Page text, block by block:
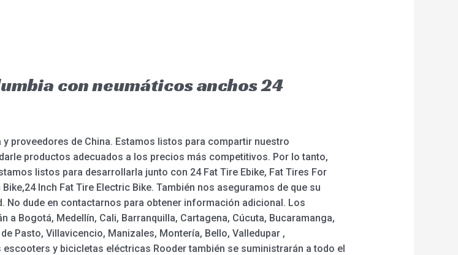
con neumáticos anchos 24
proveedores de China. Estamos listos para compartir nuestro
productos adecuados a los precios más competitivos. Por lo tanto,
listos para desarrollarla junto con 24 Fat Tire Ebike, Fat Tires For
Inch Fat Tire Electric Bike. También nos aseguramos de que su
No dude en contactarnos para obtener información adicional. Los
Bogotá, Medellín, Cali, Barranquilla, Cartagena, Cúcuta, Bucaramanga,
Pasto, Villavicencio, Manizales, Montería, Bello, Valledupar ,
escooters y bicicletas eléctricas Rooder también se suministrarán a todo el